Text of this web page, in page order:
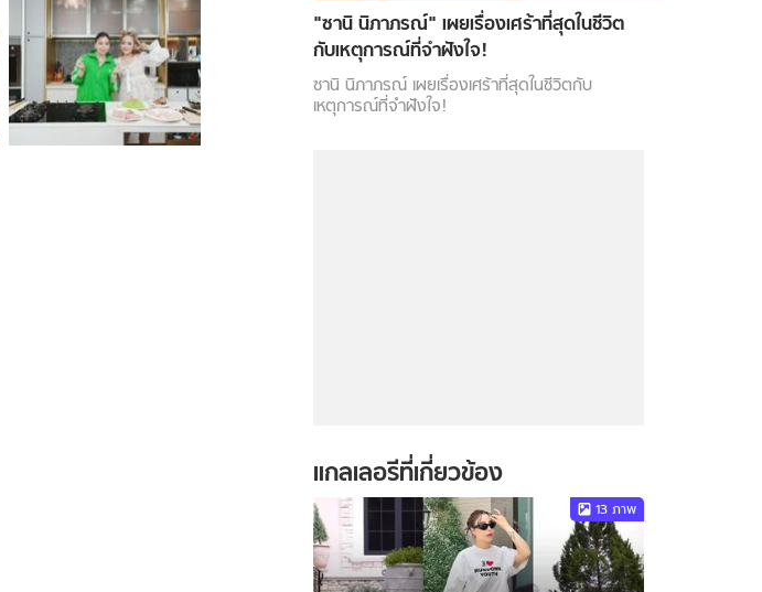
ร้องเรียนเนื้อหาไม่เหมาะสม แนะนำติชม แจ้งปัญหาการใช้งาน
"ซานิ นิภาภรณ์" เผยเรื่องเศร้าที่สุดในชีวิต
กับเหตุการณ์ที่จำฝังใจ!
ซานิ นิภาภรณ์ เผยเรื่องเศร้าที่สุดในชีวิตกับ
เหตุการณ์ที่จำฝังใจ!
แกลเลอรีที่เกี่ยวข้อง
13 ภาพ